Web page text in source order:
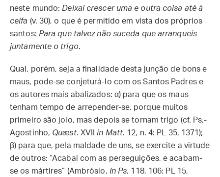
neste mundo: Deixai crescer uma e outra coisa até à
ceifa (v. 30), o que é permitido em vista dos próprios
santos: Para que talvez não suceda que arranqueis
juntamente o trigo.
Qual, porém, seja a finalidade desta junção de bons e
maus, pode-se conjeturá-lo com os Santos Padres e
os autores mais abalizados: α) para que os maus
tenham tempo de arrepender-se, porque muitos
primeiro são joio, mas depois se tornam trigo (cf. Ps.-
Agostinho, Quæst. XVIIin Matt. 12, n. 4: PL 35, 1371);
β) para que, pela maldade de uns, se exercite a virtude
de outros: “Acabai com as perseguições, e acabam-
se os mártires” (Ambrósio, In Ps. 118, 106: PL 15,